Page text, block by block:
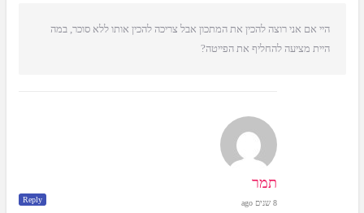
היי אם אני רוצה להכין את המתכון אבל צריכה להכין אותו ללא סוכר, במה
היית מציעה להחליף את הפייטה?
תמר
8 שנים ago Reply